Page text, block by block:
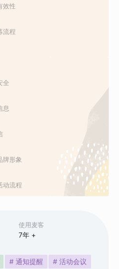
使用麦客
7年 +
# 通知提醒
# 活动会议
效性
流程
全
息
牌形象
动流程